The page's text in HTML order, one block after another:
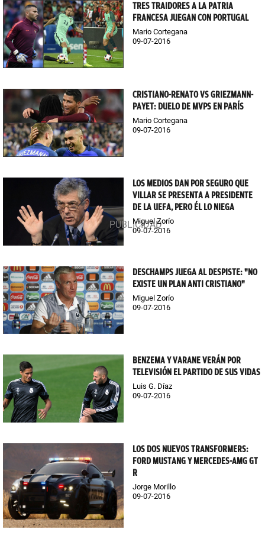
TRES TRAIDORES A LA PATRIA
FRANCESA JUEGAN CON PORTUGAL
Mario Cortegana
09-07-2016
CRISTIANO-RENATO VS GRIEZMANN-
PAYET: DUELO DE MVPS EN PARÍS
Mario Cortegana
09-07-2016
LOS MEDIOS DAN POR SEGURO QUE
VILLAR SE PRESENTA A PRESIDENTE
DE LA UEFA, PERO ÉL LO NIEGA
Miguel Zorío
09-07-2016
DESCHAMPS JUEGA AL DESPISTE: "NO
EXISTE UN PLAN ANTI CRISTIANO"
Miguel Zorío
09-07-2016
BENZEMA Y VARANE VERÁN POR
TELEVISIÓN EL PARTIDO DE SUS VIDAS
Luis G. Díaz
09-07-2016
LOS DOS NUEVOS TRANSFORMERS:
FORD MUSTANG Y MERCEDES-AMG GT
R
Jorge Morillo
09-07-2016